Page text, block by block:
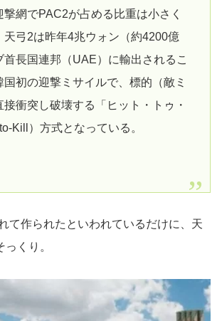
撃網でPAC2が占める比重は小さく
天弓2は昨年4兆ウォン（約4200億
首長国連邦（UAE）に輸出されるこ
国初の迎撃ミサイルで、標的（敵ミ
衝突し破壊する「ヒット・トゥ・
Kill）方式となっている。
て作られたといわれているだけに、天
くり。